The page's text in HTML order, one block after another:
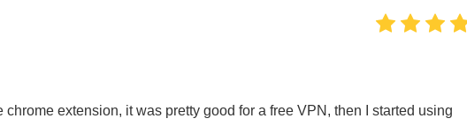
chrome extension, it was pretty good for a free VPN, then I started using